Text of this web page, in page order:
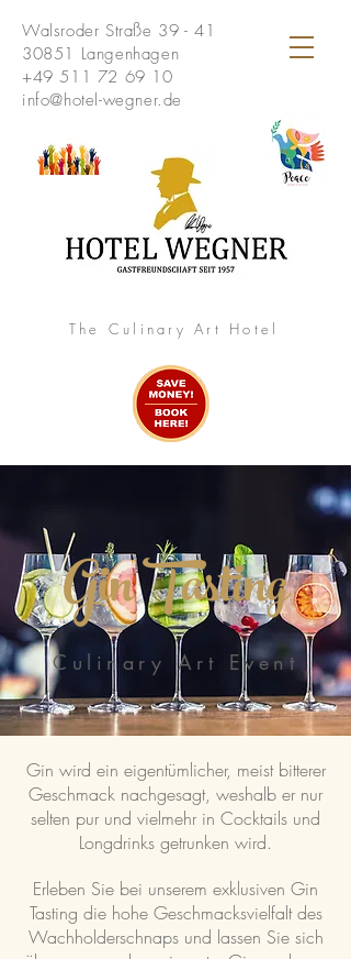
Walsroder Straße 39 - 41
30851 Langenhagen
+49 511 72 69 10
info@hotel-wegner.de
The Culinary Art Hotel
Gin Tasting
Culinary Art Event
Gin wird ein eigentümlicher, meist bitterer
Geschmack nachgesagt, weshalb er nur
selten pur und vielmehr in Cocktails und
Longdrinks getrunken wird.
Erleben Sie bei unserem exklusiven Gin
Tasting die hohe Geschmacksvielfalt des
Wachholderschnaps und lassen Sie sich